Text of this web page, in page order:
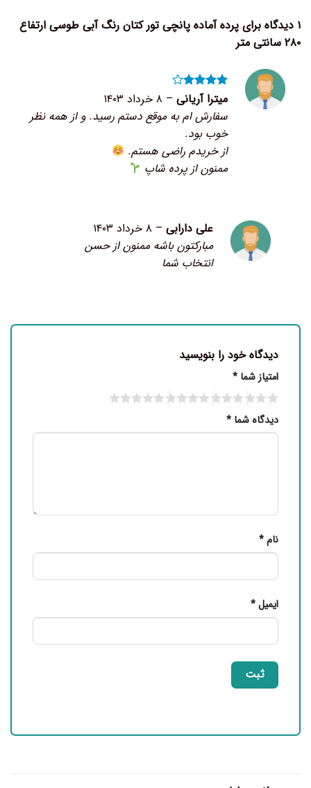
۱ دیدگاه برای
پرده آماده پانچی تور کتان رنگ آبی طوسی ارتفاع
۲۸۰ سانتی متر
نمره۴
از ۵
میترا آریانی – ۸ خرداد ۱۴۰۳
سفارش ام به موقع دستم رسید. و از همه نظر
خوب بود.
از خریدم راضی هستم.
ممنون از پرده شاپ
علی دارابی – ۸ خرداد ۱۴۰۳
مبارکتون باشه ممنون از حسن
انتخاب شما
دیدگاه خود را بنویسید
امتیاز شما *
دیدگاه شما *
نام*
ایمیل*